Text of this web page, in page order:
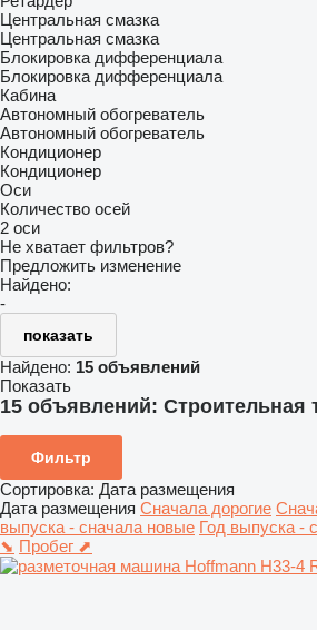
Центральная смазка
Центральная смазка
Блокировка дифференциала
Блокировка дифференциала
Кабина
Автономный обогреватель
Автономный обогреватель
Кондиционер
Кондиционер
Оси
Количество осей
2 оси
Не хватает фильтров?
Предложить изменение
Найдено:
-
показать
Найдено: 15 объявлений
Показать
15 объявлений: Строительная
Фильтр
Сортировка: Дата размещения
Дата размещения Сначала дорогие
выпуска - сначала новые Год выпуска -
⬊ Пробег ⬈